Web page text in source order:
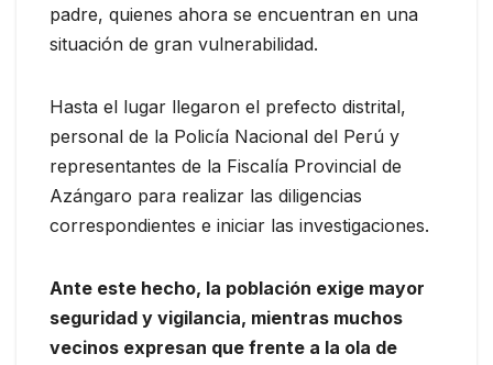
padre, quienes ahora se encuentran en una
situación de gran vulnerabilidad.
Hasta el lugar llegaron el prefecto distrital,
personal de la Policía Nacional del Perú y
representantes de la Fiscalía Provincial de
Azángaro para realizar las diligencias
correspondientes e iniciar las investigaciones.
Ante este hecho, la población exige mayor
seguridad y vigilancia, mientras muchos
vecinos expresan que frente a la ola de